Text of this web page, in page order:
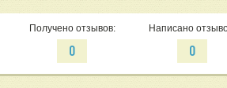
Получено отзывов:
0
Написано
0